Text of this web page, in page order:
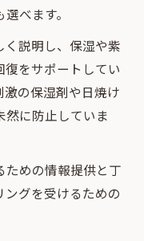
べます。
く説明し、保湿や紫
をサポートしてい
激の保湿剤や日焼け
然に防止していま
ための情報提供と丁
グを受けるための